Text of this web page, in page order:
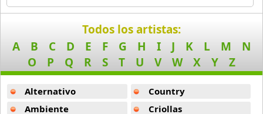
Angel Sanctuary
Angelic Layer
3 músicas online
Ano Natsu De Matteru
Moshidora
Full Lock Turn -
Moshidora
Hondo Takano Tamashii -Moshidora
Hoshi Ni Narereba -
Moshidora
Todos los artistas:
A
B C D E F G H I J K L M
N
O
P Q R S T U V W X Y Z
Alternativo
Ambiente
Country
Criollas